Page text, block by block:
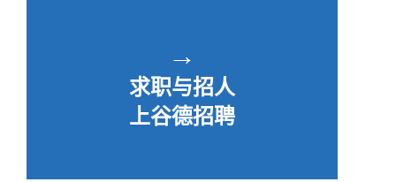
→
求职与招人
上谷德招聘